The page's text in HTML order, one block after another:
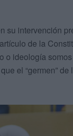
su intervención
de la
ideología
el “germen”